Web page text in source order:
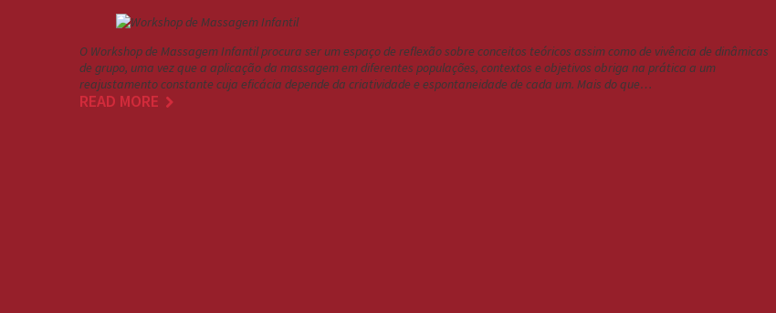
O Workshop de Massagem Infantil procura ser um espaço de reflexão sobre conceitos teóricos assim como de vivência de dinâmicas
de grupo, uma vez que a aplicação da massagem em diferentes populações, contextos e objetivos obriga na prática a um
reajustamento constante cuja eficácia depende da criatividade e espontaneidade de cada um. Mais do que…
READ MORE